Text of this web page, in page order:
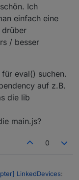
Ich
einfach eine
drüber
/ besser
eval() suchen.
auf z.B.
die lib
main.js?
0
LinkedDevices: